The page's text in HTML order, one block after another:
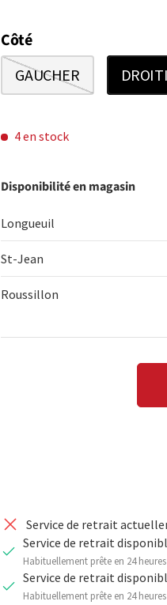
Côté
GAUCHER
4 en stock
Disponibilité en magasin
Longueuil
St-Jean
Roussillon
Service de retrait
Service de retrait
Habituellement prête en 24 heures
Service de retrait
Habituellement prête en 24 heures